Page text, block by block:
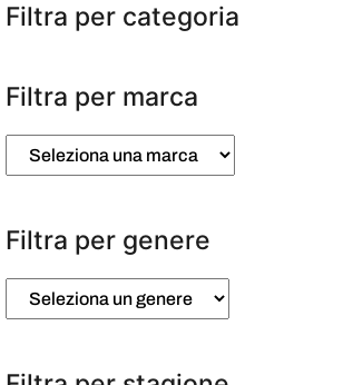
Filtra per categoria
Filtra per marca
Filtra per genere